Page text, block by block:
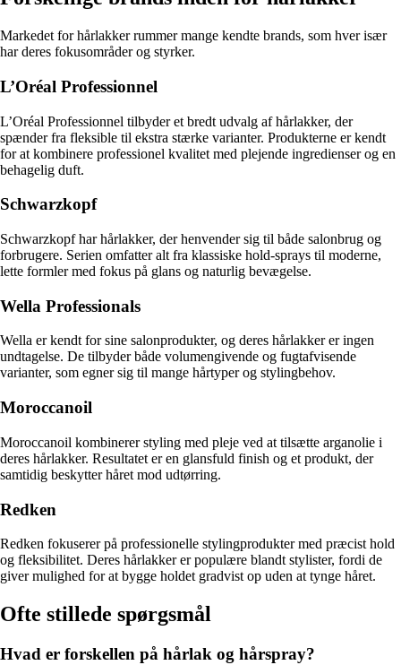
Markedet for hårlakker rummer mange kendte brands, som hver især
har deres fokusområder og styrker.
L’Oréal Professionnel
L’Oréal Professionnel tilbyder et bredt udvalg af hårlakker, der
spænder fra fleksible til ekstra stærke varianter. Produkterne er kendt
for at kombinere professionel kvalitet med plejende ingredienser og en
behagelig duft.
Schwarzkopf
Schwarzkopf har hårlakker, der henvender sig til både salonbrug og
forbrugere. Serien omfatter alt fra klassiske hold-sprays til moderne,
lette formler med fokus på glans og naturlig bevægelse.
Wella Professionals
Wella er kendt for sine salonprodukter, og deres hårlakker er ingen
undtagelse. De tilbyder både volumengivende og fugtafvisende
varianter, som egner sig til mange hårtyper og stylingbehov.
Moroccanoil
Moroccanoil kombinerer styling med pleje ved at tilsætte arganolie i
deres hårlakker. Resultatet er en glansfuld finish og et produkt, der
samtidig beskytter håret mod udtørring.
Redken
Redken fokuserer på professionelle stylingprodukter med præcist hold
og fleksibilitet. Deres hårlakker er populære blandt stylister, fordi de
giver mulighed for at bygge holdet gradvist op uden at tynge håret.
Ofte stillede spørgsmål
Hvad er forskellen på hårlak og hårspray?